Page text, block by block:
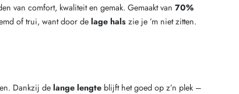
van comfort, kwaliteit en gemak. Gemaakt van 70%
of trui, want door de lage hals zie je ’m niet zitten.
Dankzij de lange lengte blijft het goed op z’n plek –